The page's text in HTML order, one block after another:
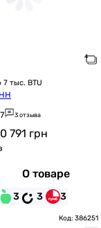
тыс. BTU
3 отзыва
791 грн
О товаре
3 3 3
Код: 386251